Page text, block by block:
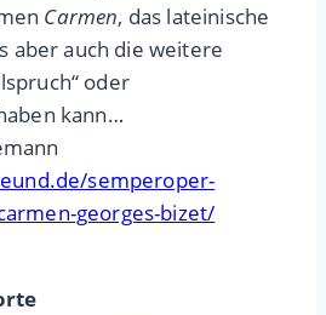
Carmen, das lateinische
aber auch die weitere
oder
kann…
semperoper-
georges-bizet/